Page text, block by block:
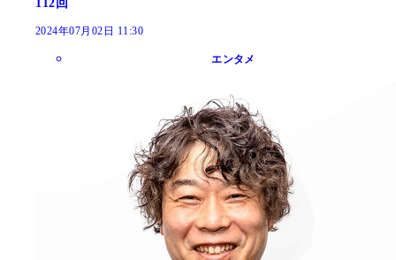
112回
2024年07月02日 11:30
エンタメ